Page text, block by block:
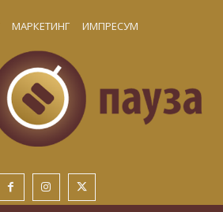
МАРКЕТИНГ ИМПРЕСУМ